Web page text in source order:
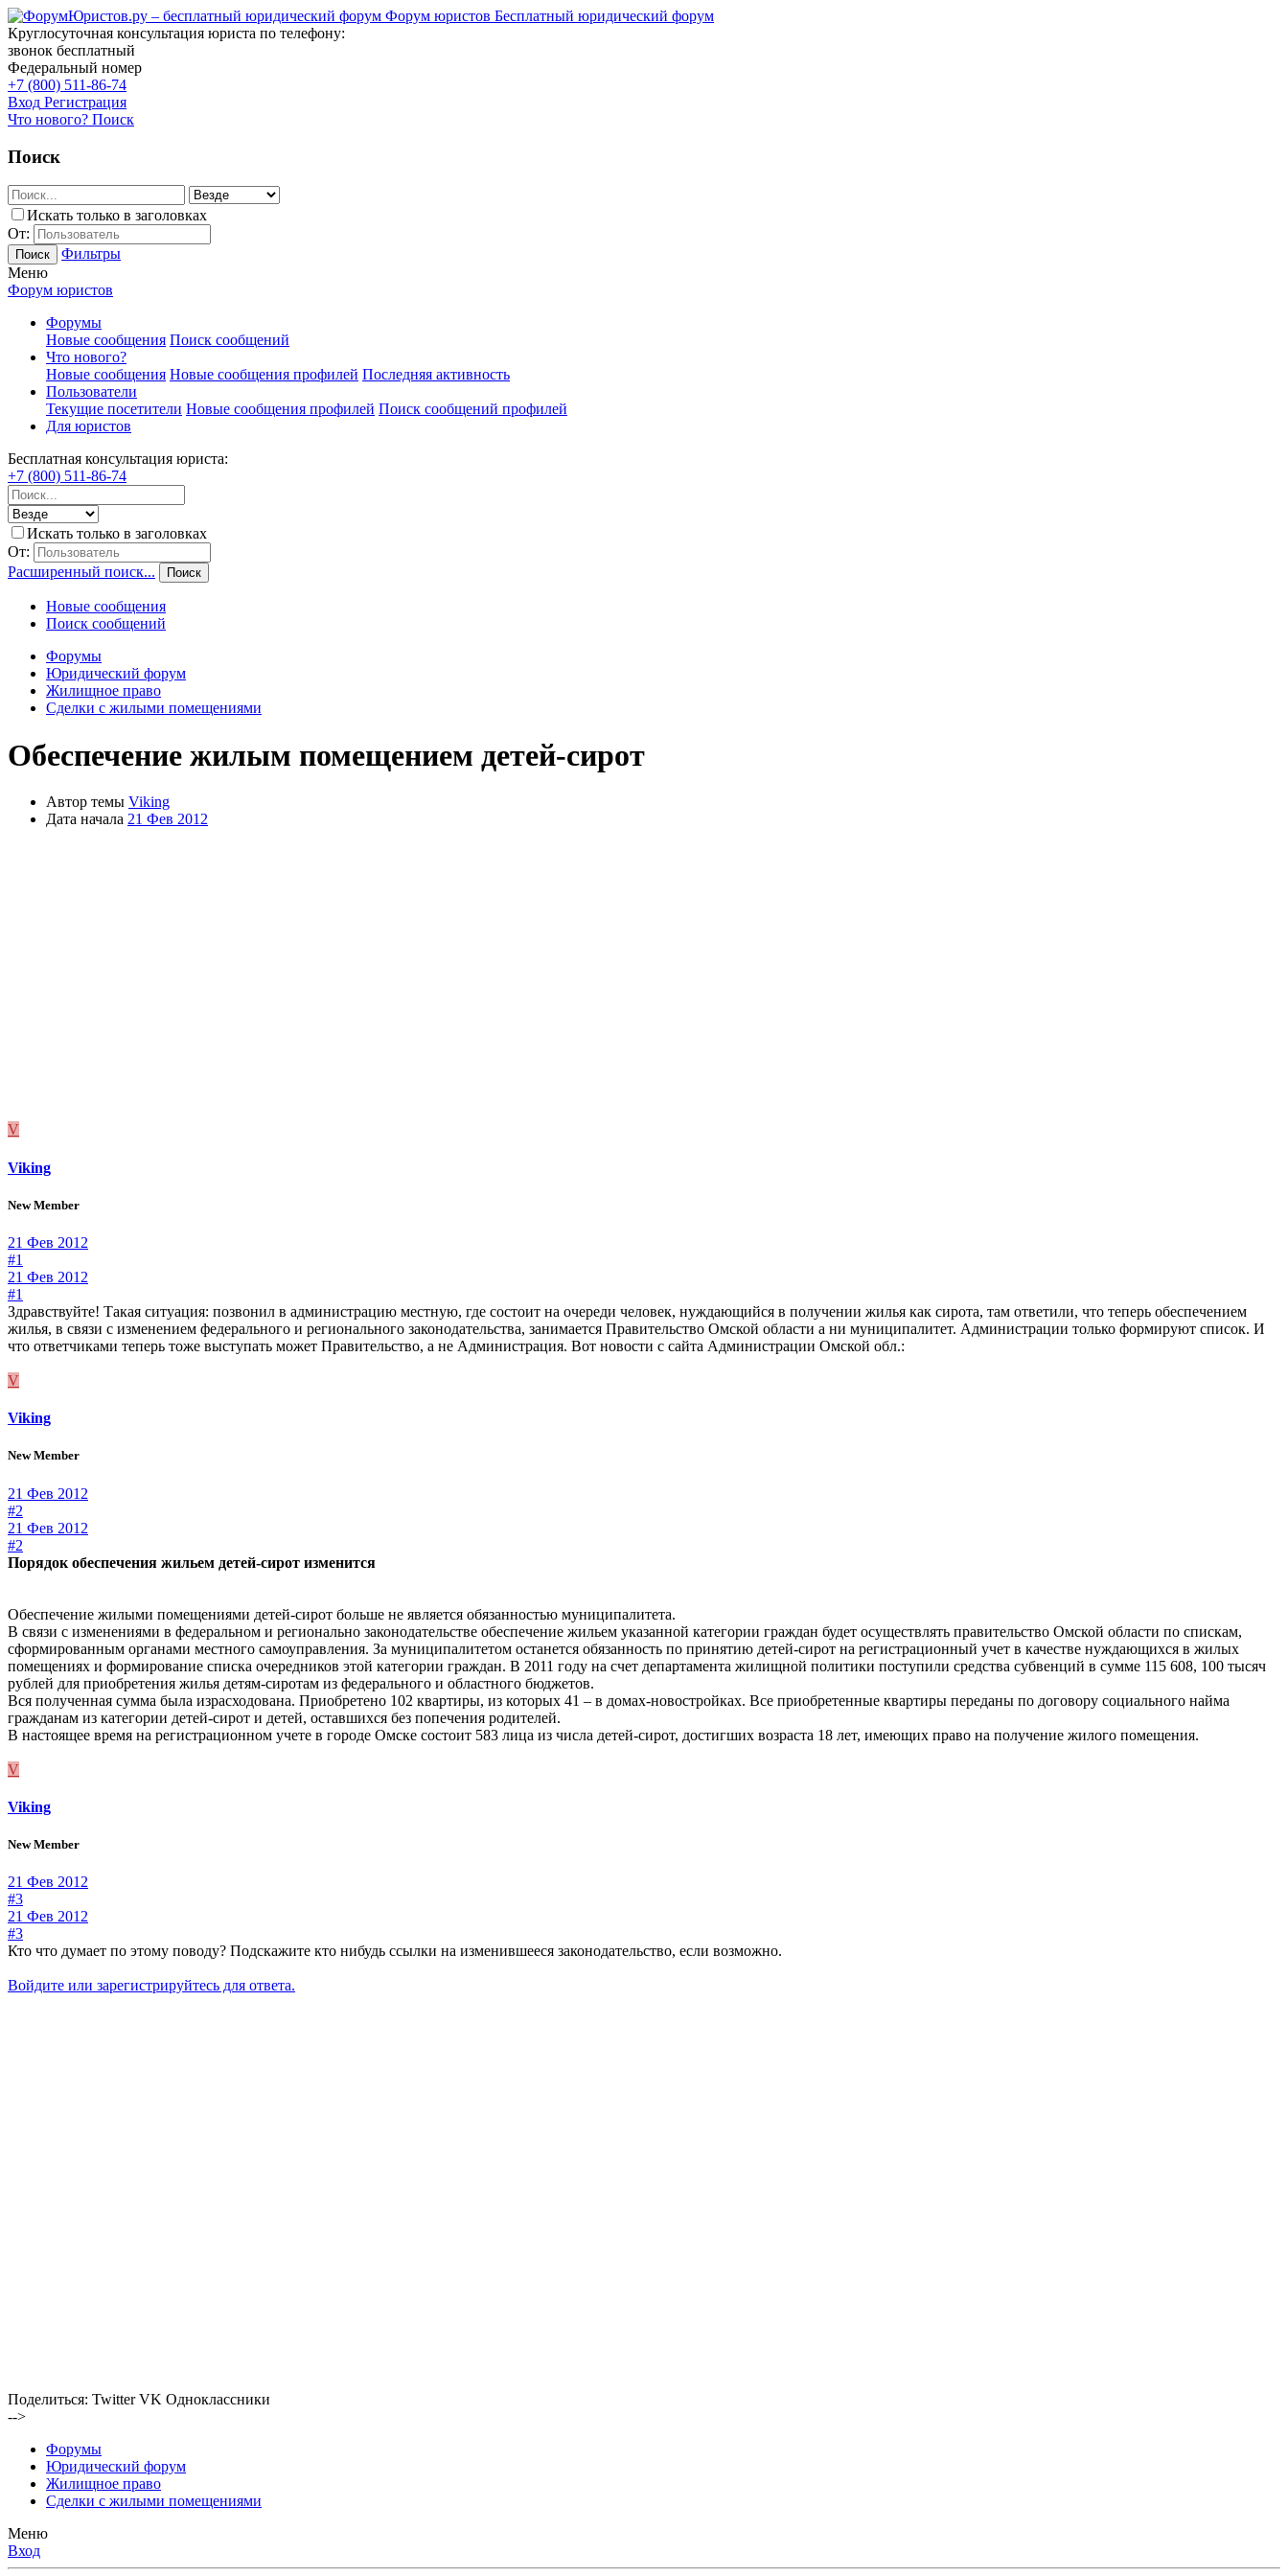
Форум юристов Бесплатный юридический форум
Круглосуточная консультация юриста по телефону:
звонок бесплатный
Федеральный номер
+7 (800) 511-86-74
Вход Регистрация
Что нового? Поиск
Поиск
Искать только в заголовках
От:
Поиск
Фильтры
Меню
Форум юристов
Форумы
Новые сообщения Поиск сообщений
Что нового?
Новые сообщения Новые сообщения профилей Последняя активность
Пользователи
Текущие посетители Новые сообщения профилей Поиск сообщений профилей
Для юристов
Бесплатная консультация юриста:
+7 (800) 511-86-74
Искать только в заголовках
От:
Расширенный поиск...
Поиск
Новые сообщения
Поиск сообщений
Форумы
Юридический форум
Жилищное право
Сделки с жилыми помещениями
Обеспечение жилым помещением детей-сирот
Автор темы Viking
Дата начала 21 Фев 2012
V
Viking
New Member
21 Фев 2012
#1
21 Фев 2012
#1
Здравствуйте! Такая ситуация: позвонил в администрацию местную, где состоит на очереди человек, нуждающийся в получении жилья как сирота, там ответили, что теперь обеспечением
жилья, в связи с изменением федерального и регионального законодательства, занимается Правительство Омской области а ни муниципалитет. Администрации только формируют список. И
что ответчиками теперь тоже выступать может Правительство, а не Администрация. Вот новости с сайта Администрации Омской обл.:
V
Viking
New Member
21 Фев 2012
#2
21 Фев 2012
#2
Порядок обеспечения жильем детей-сирот изменится
Обеспечение жилыми помещениями детей-сирот больше не является обязанностью муниципалитета.
В связи с изменениями в федеральном и регионально законодательстве обеспечение жильем указанной категории граждан будет осуществлять правительство Омской области по спискам,
сформированным органами местного самоуправления. За муниципалитетом останется обязанность по принятию детей-сирот на регистрационный учет в качестве нуждающихся в жилых
помещениях и формирование списка очередников этой категории граждан. В 2011 году на счет департамента жилищной политики поступили средства субвенций в сумме 115 608, 100 тысяч
рублей для приобретения жилья детям-сиротам из федерального и областного бюджетов.
Вся полученная сумма была израсходована. Приобретено 102 квартиры, из которых 41 – в домах-новостройках. Все приобретенные квартиры переданы по договору социального найма
гражданам из категории детей-сирот и детей, оставшихся без попечения родителей.
В настоящее время на регистрационном учете в городе Омске состоит 583 лица из числа детей-сирот, достигших возраста 18 лет, имеющих право на получение жилого помещения.
V
Viking
New Member
21 Фев 2012
#3
21 Фев 2012
#3
Кто что думает по этому поводу? Подскажите кто нибудь ссылки на изменившееся законодательство, если возможно.
Войдите или зарегистрируйтесь для ответа.
Поделиться: Twitter VK Одноклассники
-->
Форумы
Юридический форум
Жилищное право
Сделки с жилыми помещениями
Меню
Вход